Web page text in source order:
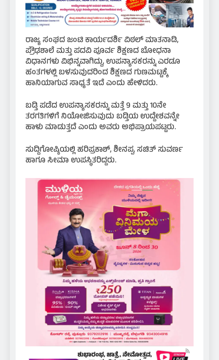
ರಾಜ್ಯ ಸಂಘದ ಜಂಟಿ ಕಾರ್ಯದರ್ಶಿ ವಿಠಲ್ ಮಾತನಾಡಿ,
ಪ್ರೌಢಶಾಲೆ ಮತ್ತು ಪದವಿ ಪೂರ್ವ ಶಿಕ್ಷಣದ ಬೋಧನಾ
ವಿಧಾನಗಳು ವಿಭಿನ್ನವಾಗಿದ್ದು, ಉಪನ್ಯಾಸಕರನ್ನು ಎರಡೂ
ಹಂತಗಳಲ್ಲಿ ಬಳಸುವುದರಿಂದ ಶಿಕ್ಷಣದ ಗುಣಮಟ್ಟಕ್ಕೆ
ಹಾನಿಯಾಗುವ ಸಾಧ್ಯತೆ ಇದೆ ಎಂದು ಹೇಳಿದರು.
ಬಡ್ತಿ ಪಡೆದ ಉಪನ್ಯಾಸಕರನ್ನು ಮತ್ತೆ 9 ಮತ್ತು 10ನೇ
ತರಗತಿಗಳಿಗೆ ನಿಯೋಜಿಸುವುದು ಬಡ್ತಿಯ ಉದ್ದೇಶವನ್ನೇ
ಹಾಳು ಮಾಡುತ್ತದೆ ಎಂದು ಅವರು ಅಭಿಪ್ರಾಯಪಟ್ಟರು.
ಸುದ್ದಿಗೋಷ್ಠಿಯಲ್ಲಿ ಹರಿಪ್ರಕಾಶ್, ಶೀನಪ್ಪ, ಸಚಿತ್ ಸುವರ್ಣ
ಹಾಗೂ ಸೀಮಾ ಉಪಸ್ಥಿತರಿದ್ದರು.